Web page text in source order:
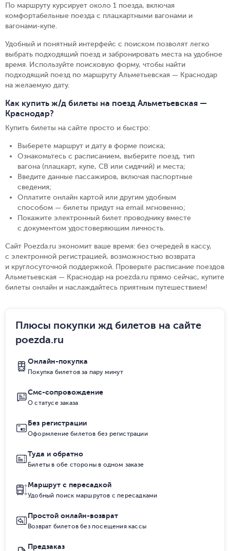
По маршруту курсирует около 1 поезда, включая
комфортабельные поезда с плацкартными вагонами и
вагонами-купе.
Удобный и понятный интерфейс с поиском позволят легко
выбрать подходящий поезд и забронировать места на удобное
время. Используйте поисковую форму, чтобы найти
подходящий поезд по маршруту Альметьевская — Краснодар
на желаемую дату.
Как купить ж/д билеты на поезд Альметьевская —
Краснодар?
Купить билеты на сайте просто и быстро:
Выберете маршрут и дату в форме поиска;
Ознакомьтесь с расписанием, выберите поезд, тип
вагона (плацкарт, купе, СВ или сидячий) и места;
Введите данные пассажиров, включая паспортные
сведения;
Оплатите онлайн картой или другим удобным
способом — билеты придут на email мгновенно;
Покажите электронный билет проводнику вместе
с документом удостоверяющим личность.
Сайт Poezda.ru экономит ваше время: без очередей в кассу,
с электронной регистрацией, возможностью возврата
и круглосуточной поддержкой. Проверьте расписание поездов
Альметьевская — Краснодар на poezda.ru прямо сейчас, купите
билеты онлайн и наслаждайтесь приятным путешествием!
Плюсы покупки жд билетов на сайте
poezda.ru
Онлайн-покупка
Покупка билетов за пару минут
Смс-сопровождение
О статусе заказа
Без регистрации
Оформление билетов без регистрации
Туда и обратно
Билеты в обе стороны в одном заказе
Маршрут с пересадкой
Удобный поиск маршрутов с пересадками
Простой онлайн-возврат
Возврат билетов без посещения кассы
Предзаказ